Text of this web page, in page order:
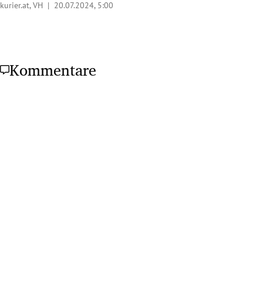
kurier.at, VH | 20.07.2024, 5:00
Kommentare